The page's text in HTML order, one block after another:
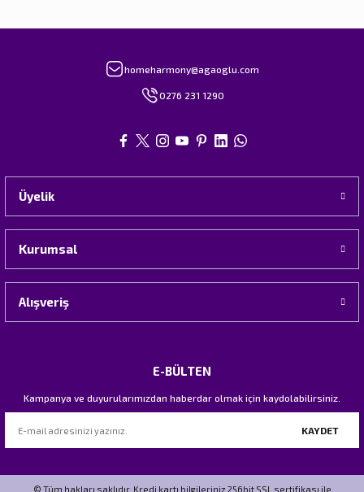
homeharmony@agaoglu.com
0276 231 1290
Üyelik
Kurumsal
Alışveriş
E-BÜLTEN
Kampanya ve duyurularımızdan haberdar olmak için kaydolabilirsiniz.
KAYDET
© Tüm hakları saklıdır. Kredi kartı bilgileriniz 256bit SSL sertifikası ile